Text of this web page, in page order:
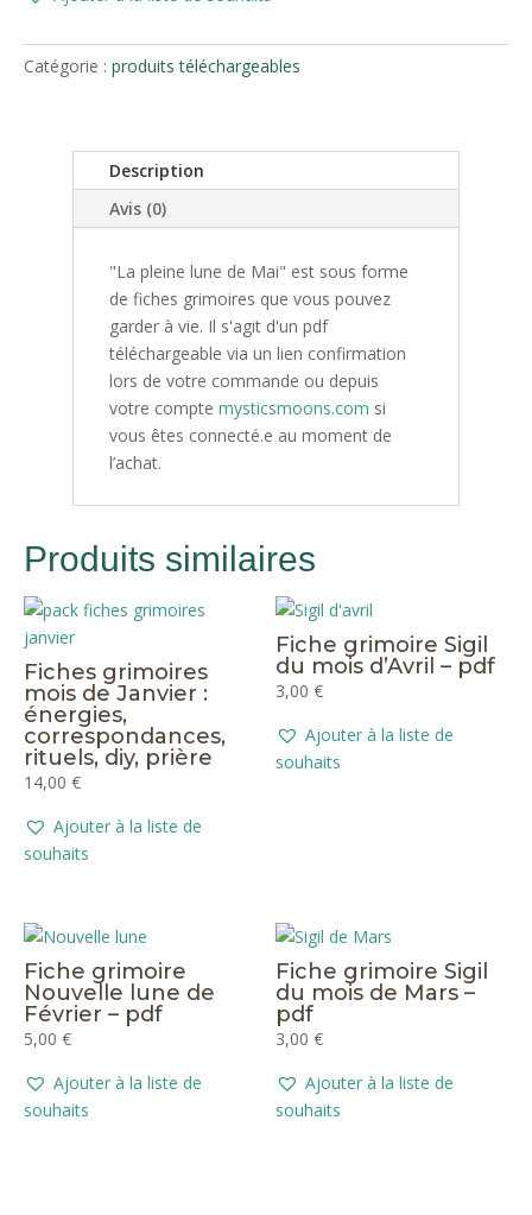
lune
de
Catégorie : produits téléchargeables
Description
Avis (0)
"La pleine lune de Mai" est sous forme
de fiches grimoires que vous pouvez
garder à vie. Il s'agit d'un pdf
téléchargeable via un lien confirmation
lors de votre commande ou depuis
votre compte mysticsmoons.com si
vous êtes connecté.e au moment de
l’achat.
Produits similaires
Fiches grimoires
mois de Janvier :
énergies,
correspondances,
rituels, diy, prière
14,00 €
Ajouter à la liste de
souhaits
Fiche grimoire Sigil
du mois d’Avril – pdf
3,00€
Ajouter à la liste de
souhaits
Fiche grimoire
Nouvelle lune de
Février – pdf
5,00 €
Ajouter à la liste de
souhaits
Fiche grimoire Sigil
du mois de Mars –
pdf
3,00€
Ajouter à la liste de
souhaits